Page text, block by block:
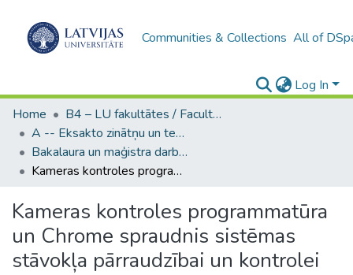
Communities & Collections All of
Log In
Home
B4 – LU fakultātes / Faculties of the UL
A -- Eksakto zinātņu un tehnoloģiju fakultāte / Faculty of Science and Technology
Bakalaura un maģistra darbi (EZTF) / Bachelor's and Master's theses
Kameras kontroles programmatūra un Chrome spraudnis sistēmas stāvokļa pārraudzībai un kontrolei
Kameras kontroles programmatūra
un Chrome spraudnis sistēmas
stāvokļa pārraudzībai un kontrolei